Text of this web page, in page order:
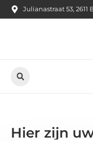
Julianastraat 53,
Hier zijn